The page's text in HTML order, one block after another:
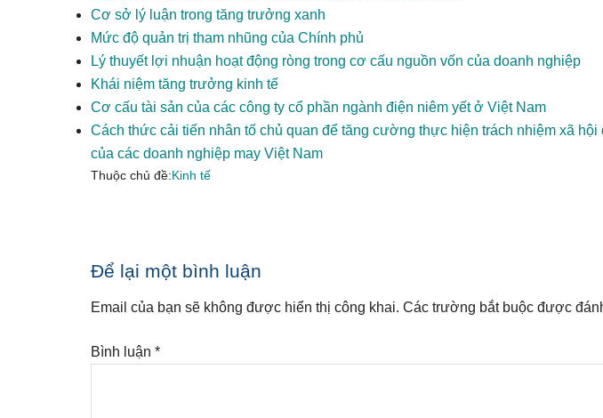
Cơ sở lý luận trong tăng trưởng xanh
Mức độ quản trị tham nhũng của Chính phủ
Lý thuyết lợi nhuận hoạt động ròng trong cơ cấu nguồn vốn của doanh nghiệp
Khái niệm tăng trưởng kinh tế
Cơ cấu tài sản của các công ty cổ phần ngành điện niêm yết ở Việt Nam
Cách thức cải tiến nhân tố chủ quan để tăng cường thực hiện trách nhiệm xã
của các doanh nghiệp may Việt Nam
Thuộc chủ đề:Kinh tế
Reader
Interactions
Để lại một bình luận
Email của bạn sẽ không được hiển thị công khai. Các trường bắt buộc được
Bình luận *